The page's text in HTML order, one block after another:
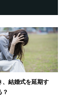
、結婚式を延期す
？